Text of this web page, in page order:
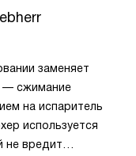
заменяет
— сжимание
на испаритель
используется
не вредит